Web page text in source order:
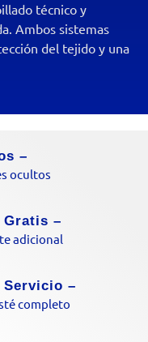
técnico y
Ambos sistemas
del tejido y una
–
ocultos
Gratis –
adicional
Servicio –
completo